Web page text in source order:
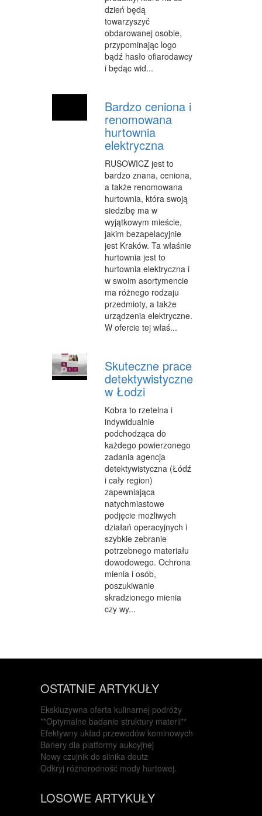
LECZENIE
SALONY KOSMETYCZNE
SPRZĘT MEDYCZNY
OPROGRAMOWANIE
KONTAKT
dzień będą
towarzyszyć
obdarowanej osobie,
przypominając logo
bądź hasło ofiarodawcy
i będąc wid...
Bardzo ceniona i
renomowana
hurtownia
elektryczna
RUSOWICZ jest to
bardzo znana, ceniona,
a także renomowana
hurtownia, która swoją
siedzibę ma w
wyjątkowym mieście,
jakim bezapelacyjnie
jest Kraków. Ta właśnie
hurtownia jest to
hurtownia elektryczna i
w swoim asortymencie
ma różnego rodzaju
przedmioty, a także
urządzenia elektryczne.
W ofercie tej właś...
Skuteczne prace
detektywistyczne
w Łodzi
Kobra to rzetelna i
indywidualnie
podchodząca do
każdego powierzonego
zadania agencja
detektywistyczna (Łódź
i cały region)
zapewniająca
natychmiastowe
podjęcie możliwych
działań operacyjnych i
szybkie zebranie
potrzebnego materiału
dowodowego. Ochrona
mienia i osób,
poszukiwanie
skradzionego mienia
czy wy...
OSTATNIE ARTYKUŁY
Ekskluzywna oferta kulinarnej podróży
**Optymalne badanie struktury materii**
Efektywny układ przewodów kominowych
Banery dla platformy aukcyjnej
Nowy czujnik do silnika deutz
Odkryj różnorodność mody hurtowej.
LOSOWE ARTYKUŁY